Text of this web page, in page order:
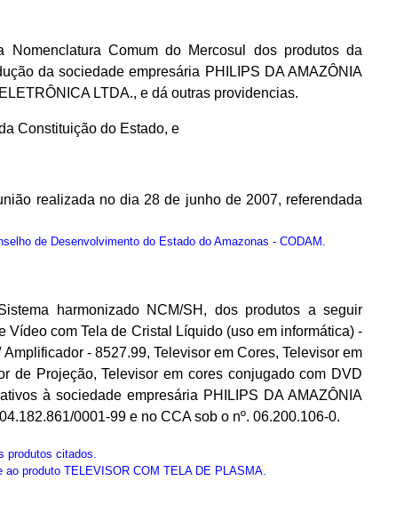
Nomenclatura Comum do Mercosul dos produtos da
da sociedade empresária PHILIPS DA AMAZÔNIA
LTDA., e dá outras providencias.
Constituição do Estado, e
realizada no dia 28 de junho de 2007, referendada
de Desenvolvimento do Estado do Amazonas - CODAM.
harmonizado NCM/SH, dos produtos a seguir
com Tela de Cristal Líquido (uso em informática) -
- 8527.99, Televisor em Cores, Televisor em
de Projeção, Televisor em cores conjugado com DVD
à sociedade empresária PHILIPS DA AMAZÔNIA
0001-99 e no CCA sob o nº. 06.200.106-0.
produtos citados.
produto TELEVISOR COM TELA DE PLASMA.